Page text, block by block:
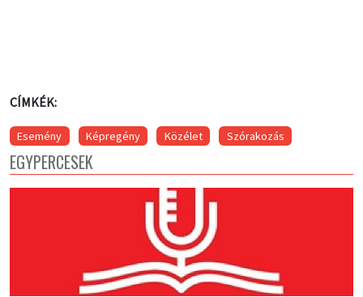
CÍMKÉK:
Esemény Képregény Közélet Szórakozás
EGYPERCESEK